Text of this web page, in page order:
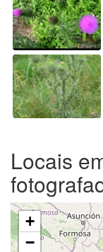
Locais
+
−